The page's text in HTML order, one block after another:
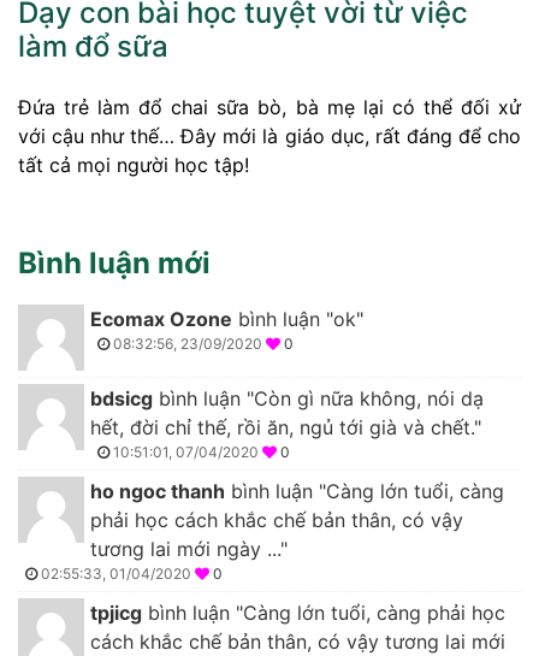
Dạy con bài học tuyệt vời từ việc
làm đổ sữa
Đứa trẻ làm đổ chai sữa bò, bà mẹ lại có thể đối xử
với cậu như thế… Đây mới là giáo dục, rất đáng để cho
tất cả mọi người học tập!
Bình luận mới
Ecomax Ozone bình luận "ok"
08:32:56, 23/09/2020 0
bdsicg bình luận "Còn gì nữa không, nói dạ
hết, đời chỉ thế, rồi ăn, ngủ tới già và chết."
10:51:01, 07/04/2020 0
ho ngoc thanh bình luận "Càng lớn tuổi, càng
phải học cách khắc chế bản thân, có vậy
tương lai mới ngày ..."
02:55:33, 01/04/2020 0
tpjicg bình luận "Càng lớn tuổi, càng phải học
cách khắc chế bản thân, có vậy tương lai mới